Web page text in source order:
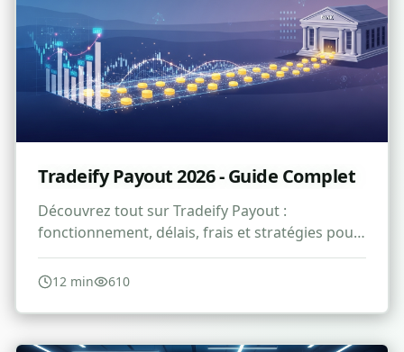
Tradeify Payout 2026 - Guide Complet
Découvrez tout sur Tradeify Payout :
fonctionnement, délais, frais et stratégies pour
maximiser vos revenus de trading.
12 min 610